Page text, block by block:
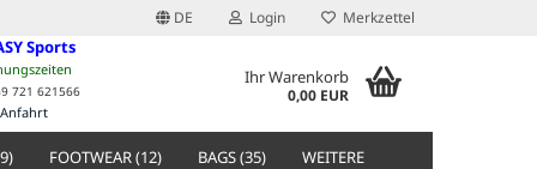
DE Login Merkzettel
Sports
721 621566
Anfahrt
Ihr Warenkorb
0,00 EUR
FOOTWEAR (12) BAGS (35) WEITERE